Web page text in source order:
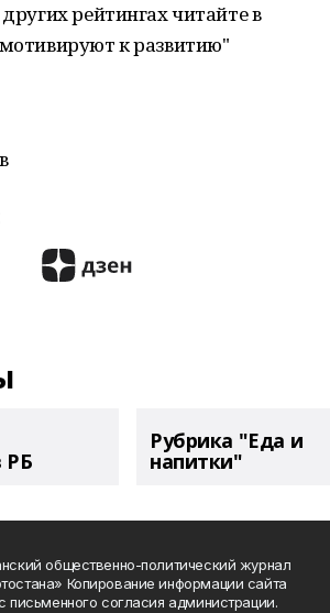
рейтингах читайте в
к развитию"
РБ
Рубрика "Еда и
напитки"
общественно-политический журнал
Копирование информации сайта
письменного согласия администрации.